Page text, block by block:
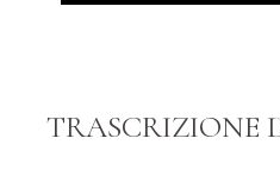
TRASCRIZIONE